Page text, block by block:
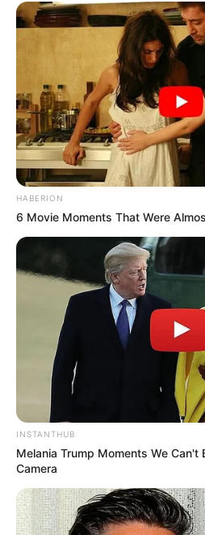
HABERION
6 Movie Moments That Were
INSTANTHUB
Melania Trump Moments We Can't
Camera